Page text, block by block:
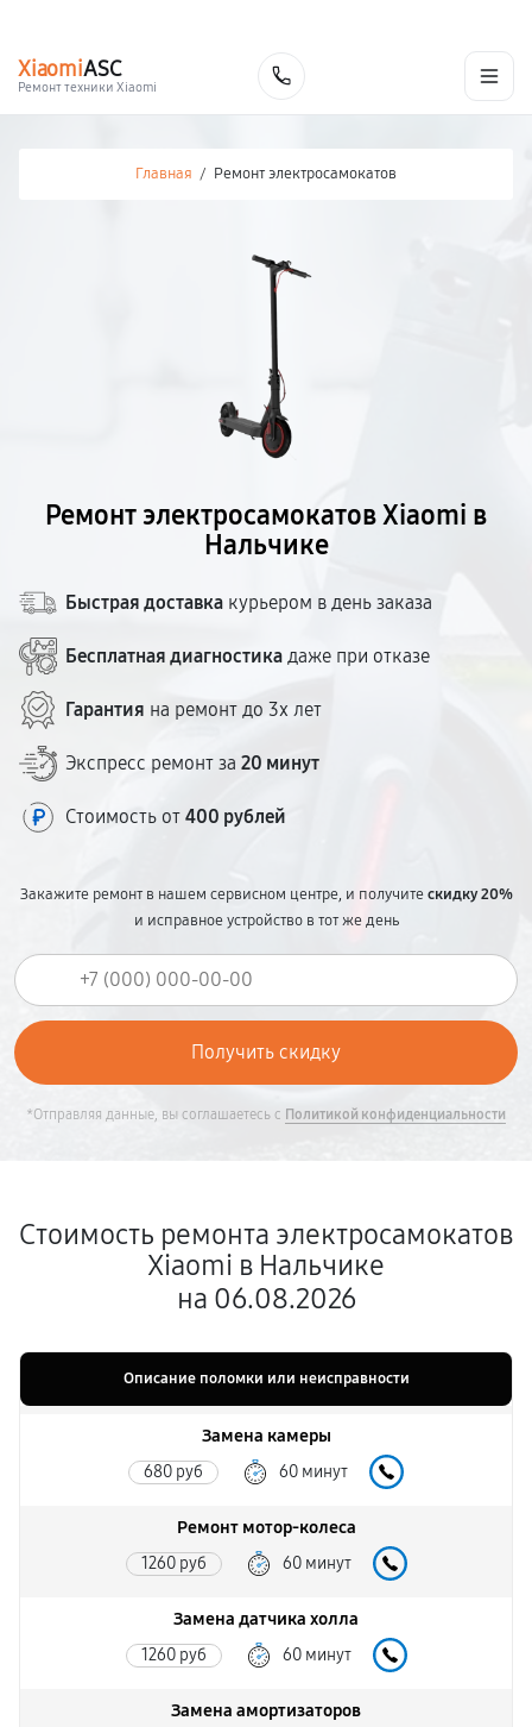
XiaomiASC
Ремонт техники Xiaomi
Главная / Ремонт электросамокатов
Ремонт электросамокатов Xiaomi в
Нальчике
Быстрая доставка курьером в день заказа
Бесплатная диагностика даже при отказе
Гарантия на ремонт до 3х лет
Экспресс ремонт за 20 минут
Стоимость от 400 рублей
Закажите ремонт в нашем сервисном центре, и получитескидку 20%
и исправное устройство в тот же день
*Отправляя данные, вы соглашаетесь с Политикой конфиденциальности
Стоимость ремонта электросамокатов
Xiaomi в Нальчике
на 06.08.2026
Описание поломки или неисправности
Замена камеры
680 руб 60 минут
Ремонт мотор-колеса
1260 руб 60 минут
Замена датчика холла
1260 руб 60 минут
Замена амортизаторов